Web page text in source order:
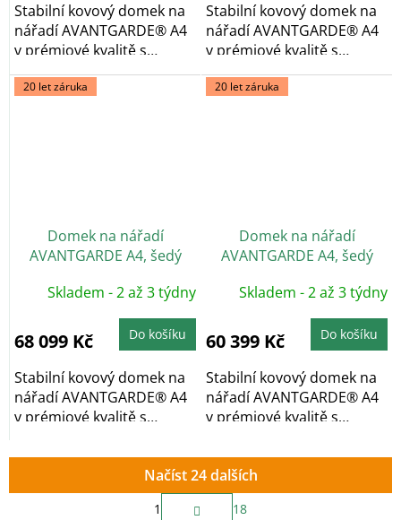
Stabilní kovový domek na
nářadí AVANTGARDE® A4
v prémiové kvalitě s
pultovou...
Stabilní kovový domek na
nářadí AVANTGARDE® A4
v prémiové kvalitě s
pultovou...
20 let záruka
Domek na nářadí
AVANTGARDE A4, šedý
Skladem - 2 až 3 týdny
68 099 Kč Do košíku
Stabilní kovový domek na
nářadí AVANTGARDE® A4
v prémiové kvalitě s
20 let záruka
Domek na nářadí
AVANTGARDE A4, šedý
Skladem - 2 až 3 týdny
60 399 Kč Do košíku
Stabilní kovový domek na
nářadí AVANTGARDE® A4
v prémiové kvalitě s
Načíst 24 dalších
S
t
1 18